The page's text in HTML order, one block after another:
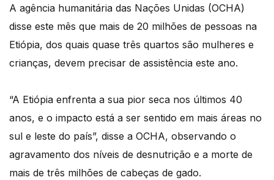
A agência humanitária das Nações Unidas (OCHA)
disse este mês que mais de 20 milhões de pessoas na
Etiópia, dos quais quase três quartos são mulheres e
crianças, devem precisar de assistência este ano.
“A Etiópia enfrenta a sua pior seca nos últimos 40
anos, e o impacto está a ser sentido em mais áreas no
sul e leste do país”, disse a OCHA, observando o
agravamento dos níveis de desnutrição e a morte de
mais de três milhões de cabeças de gado.